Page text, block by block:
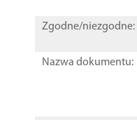
Zgodne/niezgodne:
Nazwa dokumentu: